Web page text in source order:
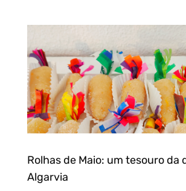
Rolhas de Maio: um tesouro da
Algarvia